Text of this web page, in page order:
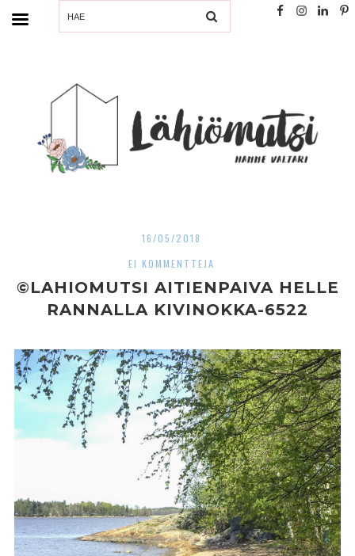
SEARCH
16/05/2018
EI KOMMENTTEJA
©LAHIOMUTSI AITIENPAIVA HELLE
RANNALLA KIVINOKKA-6522